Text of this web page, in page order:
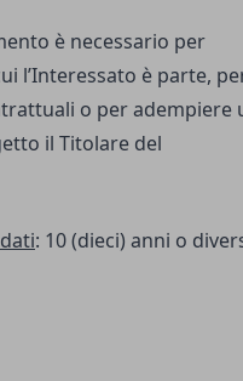
è necessario per
l’Interessato è parte,
o per adempiere
il Titolare del
: 10 (dieci) anni o